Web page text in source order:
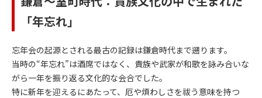
「年忘れ」
忘年会の起源とされる最古の記録は鎌倉時代まで遡ります。
当時の“年忘れ”は酒席ではなく、貴族や武家が和歌を詠み合いな
がら一年を振り返る文化的な会合でした。
特に新年を迎えるにあたって、厄や煩わしさを祓う意味を持つ